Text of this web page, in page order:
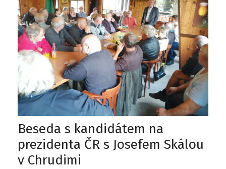
Beseda s kandidátem na
prezidenta ČR s Josefem Skálou
v Chrudimi